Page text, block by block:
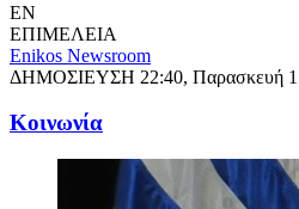
EN
ΕΠΙΜΕΛΕΙΑ
Enikos Newsroom
ΔΗΜΟΣΙΕΥΣΗ 22:40, Παρασκευή
Κοινωνία